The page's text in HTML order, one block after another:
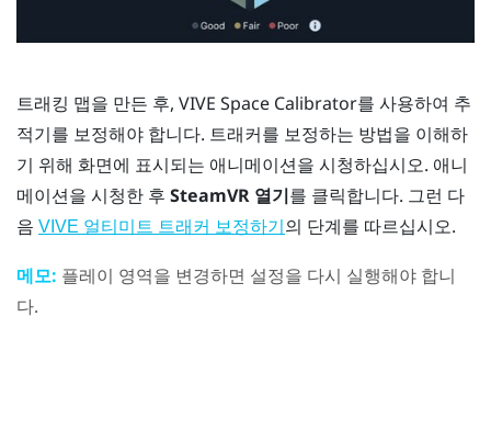
트래킹 맵을 만든 후, VIVE Space Calibrator를 사용하여 추
적기를 보정해야 합니다. 트래커를 보정하는 방법을 이해하
기 위해 화면에 표시되는 애니메이션을 시청하십시오. 애니
메이션을 시청한 후 SteamVR 열기를 클릭합니다. 그런 다
음 VIVE 얼티미트 트래커 보정하기 의 단계를 따르십시오.
메모: 플레이 영역을 변경하면 설정을 다시 실행해야 합니
다.